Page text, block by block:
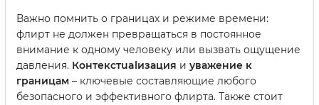
Важно помнить о границах и режиме времени:
флирт не должен превращаться в постоянное
внимание к одному человеку или вызвать ощущение
давления. Контекстualизация и уважение к
границам – ключевые составляющие любого
безопасного и эффективного флирта. Также стоит